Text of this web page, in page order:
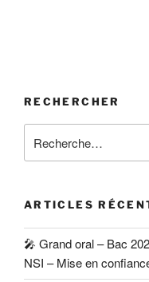
RECHERCHER
pour
ARTICLES
🎤 Grand oral – Bac
NSI – Mise en